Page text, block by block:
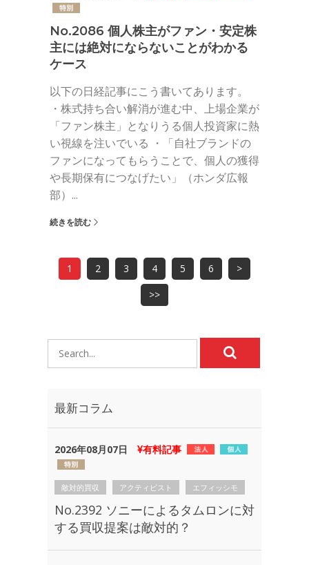
No.2086 個人株主がファン・安定株
主には絶対にならないことがわかる
ケース
以下の日経記事にこう書いてあります。
・株式持ち合い解消が進む中、上場企業が
「ファン株主」となりうる個人投資家に熱
い視線を注いでいる ・「自社ブランドの
ファンになってもらうことで、個人の獲得
や長期保有につなげたい」（ホンダ広報
部）...
続きを読む
1 2 3 4 5 6
>
>>
最新コラム
2026年08月07日 有料記事
敵対的買収 アクティビスト エフィッシモ
No.2392 ソニーによるタムロンに対
する買収提案は敵対的？